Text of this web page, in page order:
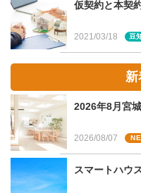
いの空間が、何気ない暮
くれます。
個性を映すファ
あえて窓を見せないファ
は大きな窓を配置。外部
い空間はカーテンレスで
仮契約と本契
2021/03/18 豆
2026年8月宮
2026/08/07
スマートハウ